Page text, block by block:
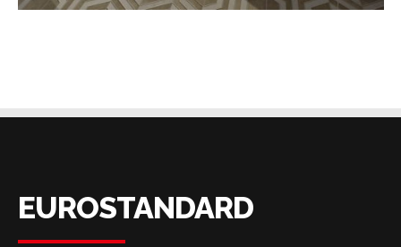
EUROSTANDARD